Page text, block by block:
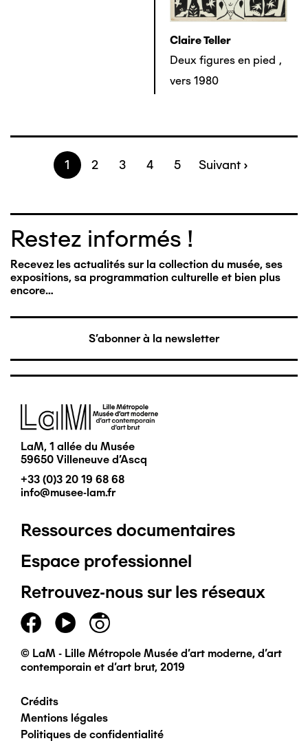
Claire Teller
Deux figures en pied ,
vers 1980
Pagination
Page
1 Page
2 Page
3 Page
4 Page
5
Page
Suivant ›
Restez informés !
Recevez les actualités sur la collection du musée, ses
expositions, sa programmation culturelle et bien plus
encore…
S'abonner à la newsletter
Image
LaM, 1 allée du Musée
59650 Villeneuve d'Ascq
+33 (0)3 20 19 68 68
info@musee-lam.fr
Pied
de
page
principal
Ressources documentaires
Espace professionnel
Retrouvez-nous sur les réseaux
© LaM - Lille Métropole Musée d'art moderne, d'art
contemporain et d'art brut, 2019
Pied
Crédits
Mentions légales
Politiques de confidentialité